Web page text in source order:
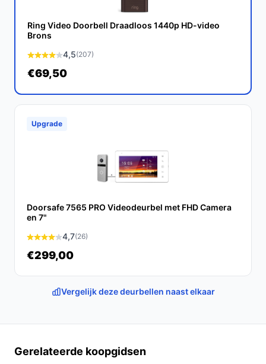
bestedeurbelmetcamera.nl. Kies bewust wat perfect
past bij jouw behoeften!
Ring Video Doorbell Draadloos 1440p HD-video
Brons
4,5(207)
€69,50
Upgrade
Doorsafe 7565 PRO Videodeurbel met FHD Camera
en 7"
4,7(26)
€299,00
Vergelijk deze deurbellen naast elkaar
Gerelateerde koopgidsen